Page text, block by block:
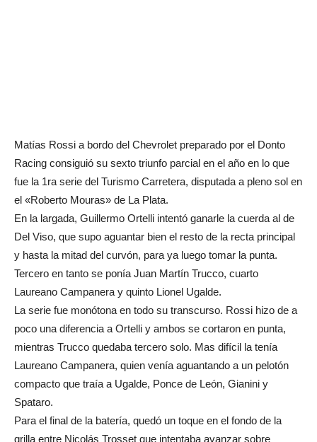
Matías Rossi a bordo del Chevrolet preparado por el Donto
Racing consiguió su sexto triunfo parcial en el año en lo que
fue la 1ra serie del Turismo Carretera, disputada a pleno sol en
el «Roberto Mouras» de La Plata.
En la largada, Guillermo Ortelli intentó ganarle la cuerda al de
Del Viso, que supo aguantar bien el resto de la recta principal
y hasta la mitad del curvón, para ya luego tomar la punta.
Tercero en tanto se ponía Juan Martín Trucco, cuarto
Laureano Campanera y quinto Lionel Ugalde.
La serie fue monótona en todo su transcurso. Rossi hizo de a
poco una diferencia a Ortelli y ambos se cortaron en punta,
mientras Trucco quedaba tercero solo. Mas difícil la tenía
Laureano Campanera, quien venía aguantando a un pelotón
compacto que traía a Ugalde, Ponce de León, Gianini y
Spataro.
Para el final de la batería, quedó un toque en el fondo de la
grilla entre Nicolás Trosset que intentaba avanzar sobre